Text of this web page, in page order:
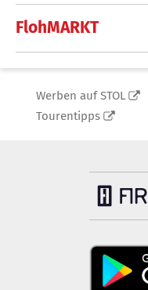
FlohMARKT
Werben auf STOL
Tourentipps